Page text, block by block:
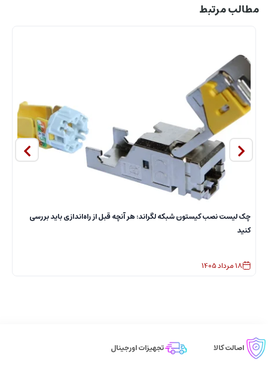
مطالب مرتبط
چک لیست نصب کیستون شبکه لگراند؛ هر آنچه قبل از راه‌اندازی باید بررسی
کنید
18مرداد1405
اصالت کالا تجهیزات اورجینال